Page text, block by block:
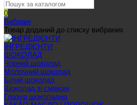
0
Вибрані
Товар доданий до списку вибраних
ІНГРЕДІЄНТИ
ШОКОЛАД
Чорний шоколад
Молочний шоколад
Білий шоколад
Шоколад зі смаком
Глазур шоколадна